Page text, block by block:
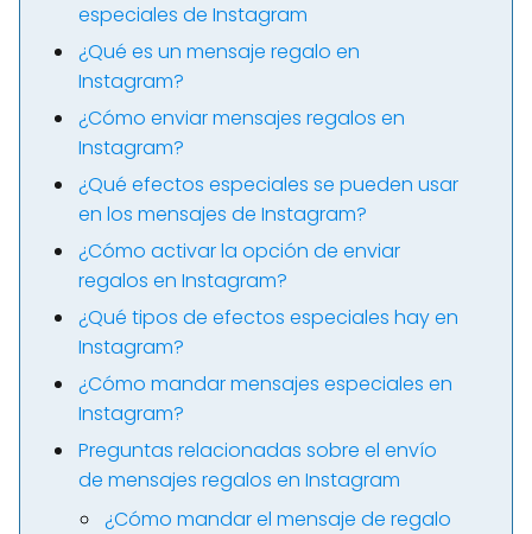
especiales de Instagram
¿Qué es un mensaje regalo en
Instagram?
¿Cómo enviar mensajes regalos en
Instagram?
¿Qué efectos especiales se pueden usar
en los mensajes de Instagram?
¿Cómo activar la opción de enviar
regalos en Instagram?
¿Qué tipos de efectos especiales hay en
Instagram?
¿Cómo mandar mensajes especiales en
Instagram?
Preguntas relacionadas sobre el envío
de mensajes regalos en Instagram
¿Cómo mandar el mensaje de regalo